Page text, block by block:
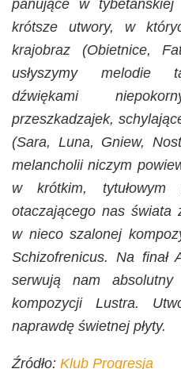
panujące w
krótsze utwory, w
krajobraz (Obietnice,
usłyszymy melodie
dźwiękami
przeszkadzajek,
(Sara, Luna, Gniew,
melancholii niczym
w krótkim, tytułowym
otaczającego nas świata
w nieco szalonej
Schizofrenicus. Na finał
serwują nam
kompozycji Lustra.
naprawdę świetnej płyty.
Źródło: Klub Progresja